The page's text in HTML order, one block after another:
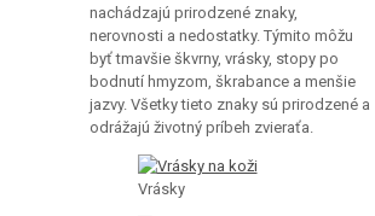
nerovnosti a nedostatky. Týmito môžu
byť tmavšie škvrny, vrásky, stopy po
bodnutí hmyzom, škrabance a menšie
jazvy. Všetky tieto znaky sú prirodzené a
odrážajú životný príbeh zvieraťa.
Vrásky